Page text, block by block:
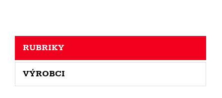
RUBRIKY
VÝROBCI